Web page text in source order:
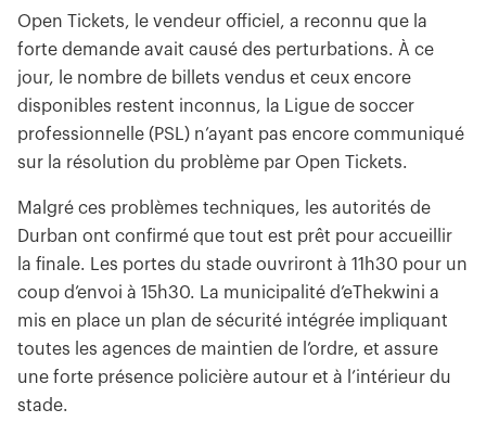
Open Tickets, le vendeur officiel, a reconnu que la
forte demande avait causé des perturbations. À ce
jour, le nombre de billets vendus et ceux encore
disponibles restent inconnus, la Ligue de soccer
professionnelle (PSL) n’ayant pas encore communiqué
sur la résolution du problème par Open Tickets.
Malgré ces problèmes techniques, les autorités de
Durban ont confirmé que tout est prêt pour accueillir
la finale. Les portes du stade ouvriront à 11h30 pour un
coup d’envoi à 15h30. La municipalité d’eThekwini a
mis en place un plan de sécurité intégrée impliquant
toutes les agences de maintien de l’ordre, et assure
une forte présence policière autour et à l’intérieur du
stade.